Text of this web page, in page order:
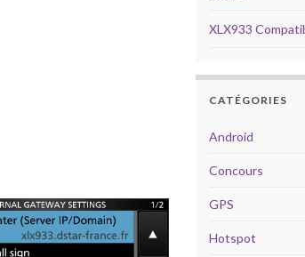
XLX933
CATÉGORIES
Android
Concours
GPS
Hotspot